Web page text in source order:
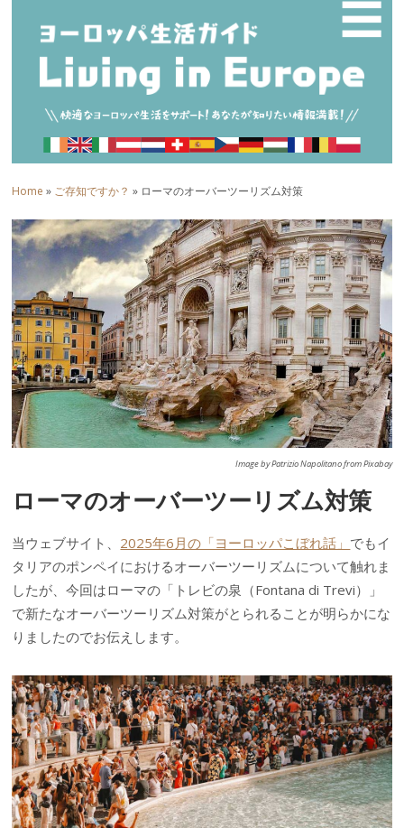
☰
Home » ご存知ですか？ » ローマのオーバーツーリズム対策
Image by Patrizio Napolitano from Pixabay
ローマのオーバーツーリズム対策
当ウェブサイト、 2025年6月の「ヨーロッパこぼれ話」 でもイ
タリアのポンペイにおけるオーバーツーリズムについて触れま
したが、今回はローマの「トレビの泉（Fontana di Trevi）」
で新たなオーバーツーリズム対策がとられることが明らかにな
りましたのでお伝えします。